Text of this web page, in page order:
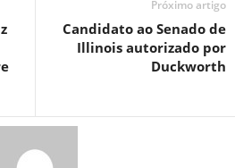
Próximo artigo
Candidato ao Senado de
Illinois autorizado por
Duckworth